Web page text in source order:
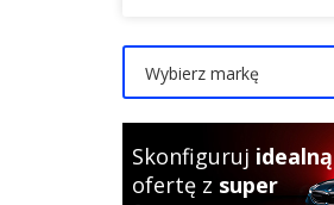
Wybierz markę
Skonfiguruj idealną
ofertę z super